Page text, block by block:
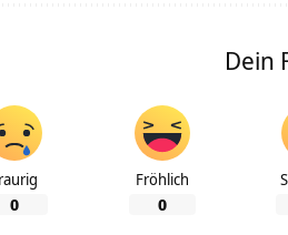
Dein
0
Fröhlich
0